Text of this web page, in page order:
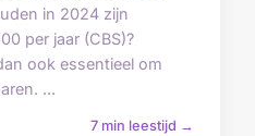
in 2024 zijn
per jaar (CBS)?
ook essentieel om
...
7 min leestijd →